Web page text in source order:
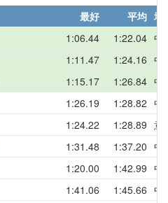
最好 平均 地
1:06.44 1:22.04 中
1:11.47 1:24.16 中
1:15.17 1:26.84 中
1:26.19 1:28.82 中
1:24.22 1:28.89 意
1:31.48 1:37.20 中
1:20.00 1:42.99 中
1:41.06 1:45.66 中